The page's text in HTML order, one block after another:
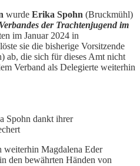
wurde Erika Spohn (Bruckmühl)
Verbandes der Trachtenjugend im
im Januar 2024 in
sie die bisherige Vorsitzende
ab, die sich für dieses Amt nicht
Verband als Delegierte weiterhin
Spohn dankt ihrer
Magdalena Eder
den bewährten Händen von